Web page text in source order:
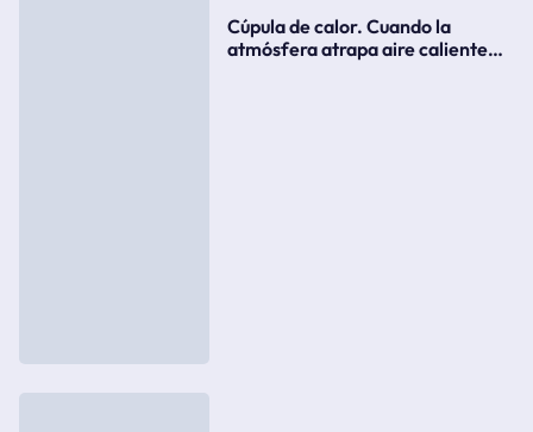
Cúpula de calor. Cuando la
atmósfera atrapa aire caliente